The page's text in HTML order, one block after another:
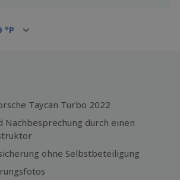
°P
Taycan Turbo 2022
Nachbesprechung durch einen
ohne Selbstbeteiligung